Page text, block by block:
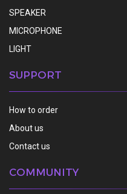
SPEAKER
MICROPHONE
LIGHT
SUPPORT
How to order
About us
Contact us
COMMUNITY